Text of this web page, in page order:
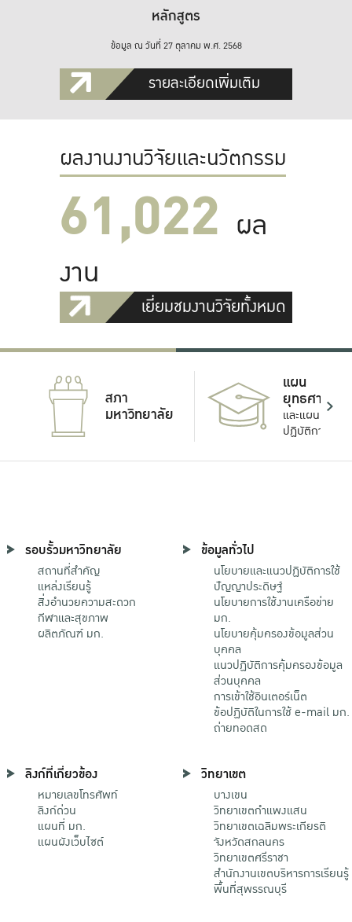
หลักสูตร
ข้อมูล ณ วันที่ 27 ตุลาคม พ.ศ. 2568
รายละเอียดเพิ่มเติม
ผลงานงานวิจัยและนวัตกรรม
61,022 ผล
งาน
เยี่ยมชมงานวิจัยทั้งหมด
สภา
มหาวิทยาลัย
แผน
ยุทธศาสตร์
และแผน
ปฏิบัติการ
รอบรั้วมหาวิทยาลัย
สถานที่สำคัญ
แหล่งเรียนรู้
สิ่งอำนวยความสะดวก
กีฬาและสุขภาพ
ผลิตภัณฑ์ มก.
ข้อมูลทั่วไป
นโยบายและแนวปฏิบัติการใช้
ปัญญาประดิษฐ์
นโยบายการใช้งานเครือข่าย
มก.
นโยบายคุ้มครองข้อมูลส่วน
บุคคล
แนวปฏิบัติการคุ้มครองข้อมูล
ส่วนบุคคล
การเข้าใช้อินเตอร์เน็ต
ข้อปฏิบัติในการใช้ e-mail มก.
ถ่ายทอดสด
ลิงก์ที่เกี่ยวข้อง
หมายเลขโทรศัพท์
ลิงก์ด่วน
แผนที่ มก.
แผนผังเว็บไซต์
วิทยาเขต
บางเขน
วิทยาเขตกําแพงแสน
วิทยาเขตเฉลิมพระเกียรติ
จังหวัดสกลนคร
วิทยาเขตศรีราชา
สำนักงานเขตบริหารการเรียนรู้
พื้นที่สุพรรณบุรี